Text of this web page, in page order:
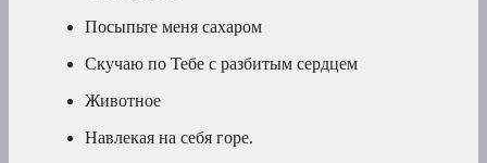
Посыпьте меня сахаром
Скучаю по Тебе с разбитым сердцем
Животное
Навлекая на себя горе.